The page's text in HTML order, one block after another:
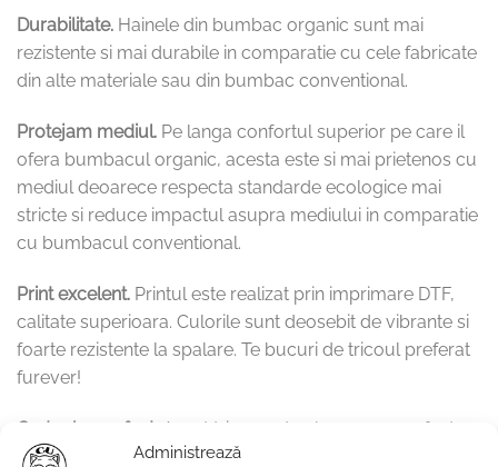
Administrează
Durabilitate. Hainele din bumbac organic sunt mai
rezistente si mai durabile in comparatie cu cele fabricate
din alte materiale sau din bumbac conventional.
Protejam mediul. Pe langa confortul superior pe care il
ofera bumbacul organic, acesta este si mai prietenos cu
mediul deoarece respecta standarde ecologice mai
stricte si reduce impactul asupra mediului in comparatie
cu bumbacul conventional.
Print excelent. Printul este realizat prin imprimare DTF,
calitate superioara. Culorile sunt deosebit de vibrante si
foarte rezistente la spalare. Te bucuri de tricoul preferat
furever!
Cadoul purrrfect.
Acest tricou este alegerea purrrfecta
daca doresti sa oferi un cadou deosebit persoanei iubite.